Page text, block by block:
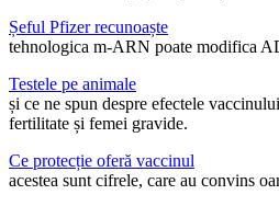
Șeful Pfizer recunoaște
tehnologica m-ARN poate modifica
Testele pe animale
și ce ne spun despre efectele
fertilitate și femei gravide.
Ce protecție oferă vaccinul
acestea sunt cifrele, care au convins